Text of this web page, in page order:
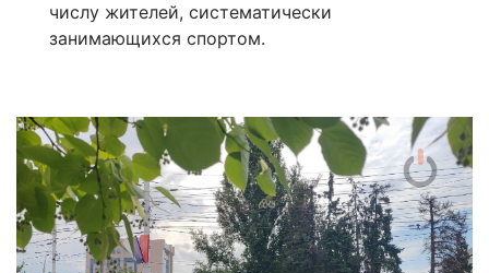
числу жителей, систематически
занимающихся спортом.